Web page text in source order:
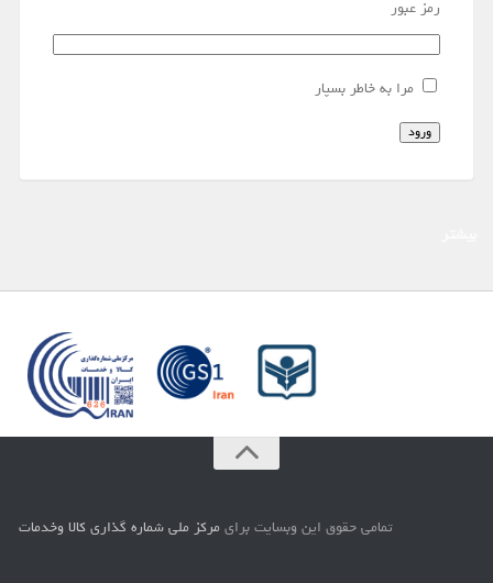
رمز عبور
مرا به خاطر بسپار
ورود
تمامي حقوق اين وبسايت برايمركز ملي شماره گذاري كالا وخدمات